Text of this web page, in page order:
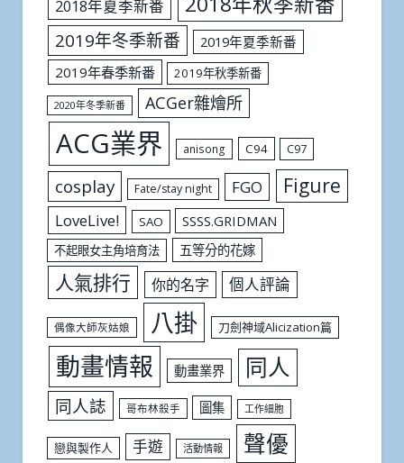
2018年夏季新番
2019年冬季新番
2019年夏季新番
2019年春季新番
2019年秋季新番
2020年冬季新番 ACGer雜燴所
ACG業界 anisong C94 C97
cosplay Fate/stay night FGO Figure
LoveLive! SAO SSSS.GRIDMAN
不起眼女主角培育法 五等分的花嫁
人氣排行 你的名字 個人評論
偶像大師灰姑娘 八掛 刀劍神域Alicization篇
動畫情報 動畫業界 同人
同人誌 哥布林殺手 圖集 工作細胞
戀與製作人 手遊 活動情報 聲優